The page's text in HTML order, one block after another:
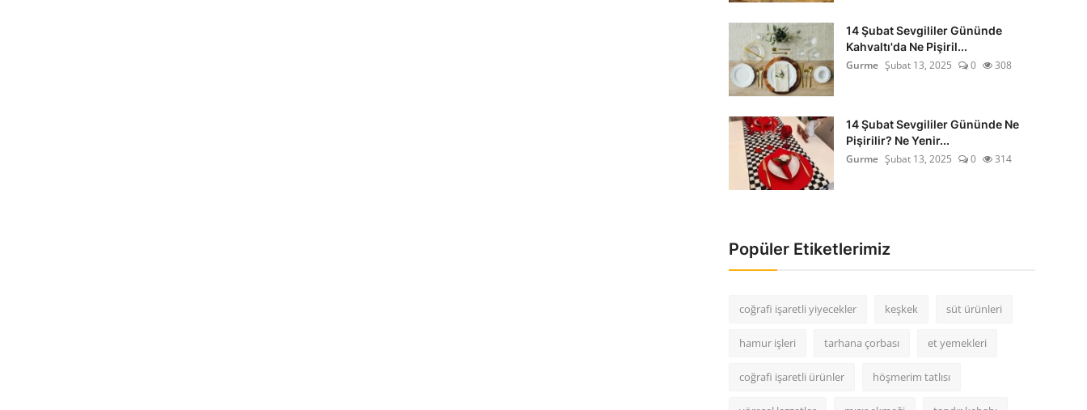
14 Şubat Sevgililer Gününde
Kahvaltı'da Ne Pişiril...
Gurme Şubat 13, 2025 0 308
14 Şubat Sevgililer Gününde Ne
Pişirilir? Ne Yenir...
Gurme Şubat 13, 2025 0 314
Popüler Etiketlerimiz
coğrafi işaretli yiyecekler keşkek süt ürünleri
hamur işleri tarhana çorbası et yemekleri
coğrafi işaretli ürünler höşmerim tatlısı